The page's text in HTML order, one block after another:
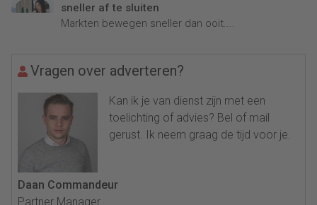
sneller af te sluiten
Markten bewegen sneller dan ooit....
Vragen over adverteren?
Kan ik je van dienst zijn met een
toelichting of advies? Bel of mail
gerust. Ik neem graag de tijd voor je.
Daan Commandeur
Partner Manager